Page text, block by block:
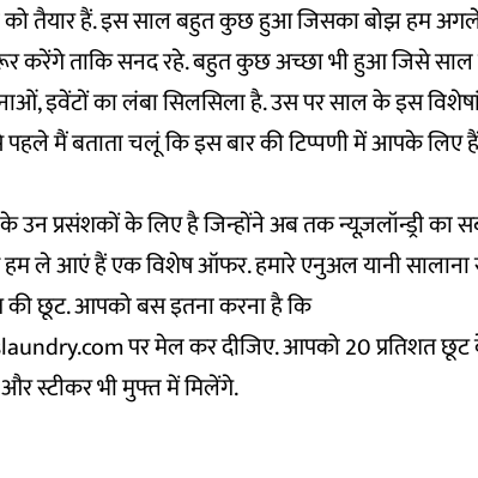
को तैयार हैं. इस साल बहुत कुछ हुआ जिसका बोझ हम
करेंगे ताकि सनद रहे. बहुत कुछ अच्छा भी हुआ जिसे
इवेंटों का लंबा सिलसिला है. उस पर साल के इस
मैं बताता चलूं कि इस बार की टिप्पणी में आपके
उन प्रसंशकों के लिए है जिन्होंने अब तक न्यूज़लॉन्ड्री का
ले आएं हैं एक विशेष ऑफर. हमारे एनुअल यानी सालाना
की छूट. आपको बस इतना करना है कि
पर मेल कर दीजिए. आपको 20 प्रतिशत छूट
स्टीकर भी मुफ्त में मिलेंगे.